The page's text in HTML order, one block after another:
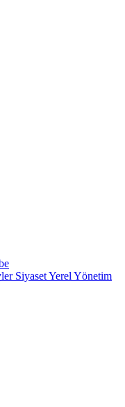
SiyasetYerel Yönetim